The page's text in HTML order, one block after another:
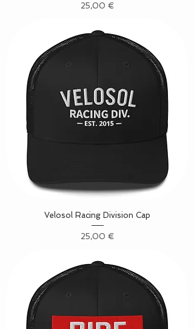
Precio
25,00 €
Velosol Racing Division Cap
Precio
25,00 €